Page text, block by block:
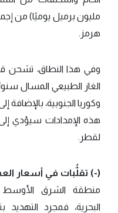
مليون برميل يوميًا) من
هرمز.
الغاز الطبيعي المسال
وكوريا الجنوبية، بالإضافة
هذه الإمدادات سيؤدي
لقطر.
(-) تقلُّبات في أسعار
منطقة الشرق الأوسط
البحرية، فمجرد